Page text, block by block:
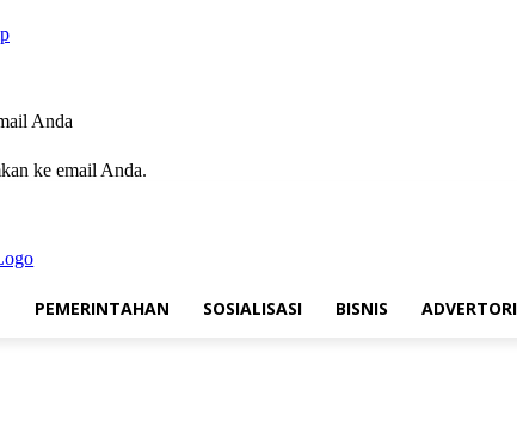
Anda
ke email Anda.
PEMERINTAHAN SOSIALISASI BISNIS